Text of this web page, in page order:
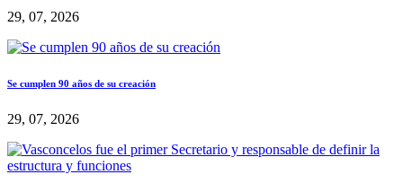
29, 07, 2026
Se cumplen 90 años de su creación
29, 07, 2026